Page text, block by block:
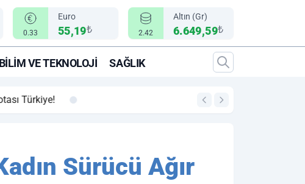
0.33
Euro
55,19₺ 2.42
Altın (Gr)
6.649,59₺
BILIM VE TEKNOLOJI SAĞLIK
00:12
Sürücü Ağır